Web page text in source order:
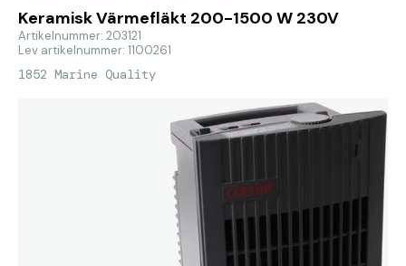
Keramisk Värmefläkt 200-1500 W 230V
Artikelnummer: 203121
Lev artikelnummer: 1100261
1852 Marine Quality